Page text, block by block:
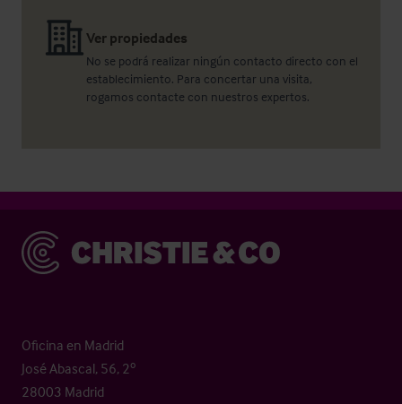
Ver propiedades
No se podrá realizar ningún contacto directo con el
establecimiento. Para concertar una visita,
rogamos contacte con nuestros expertos.
Christie & Co
Oficina en Madrid
José Abascal, 56, 2º
28003 Madrid